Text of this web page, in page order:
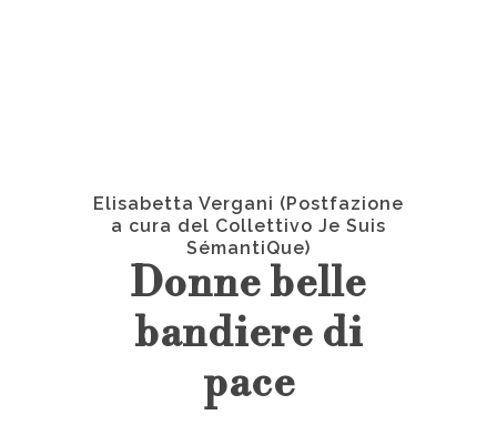
Elisabetta Vergani (Postfazione
a cura del Collettivo Je Suis
SémantiQue)
Donne belle
bandiere di
pace